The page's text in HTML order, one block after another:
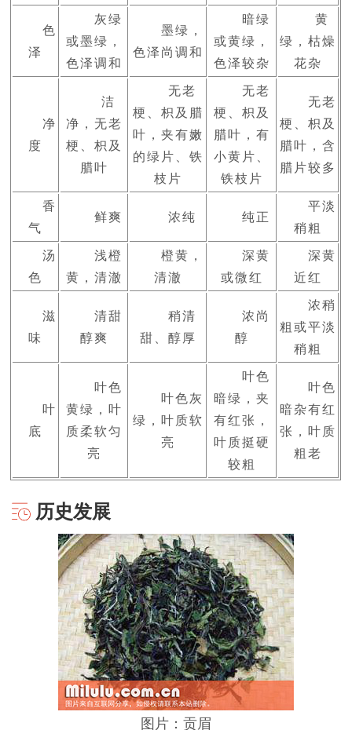
色
泽
灰绿
或墨绿，
色泽调和
墨绿，
色泽尚调和
暗绿
或黄绿，
色泽较杂
黄
绿，枯燥
花杂
净
度
洁
净，无老
梗、枳及
腊叶
无老
梗、枳及腊
叶，夹有嫩
的绿片、铁
枝片
无老
梗、枳及
腊叶，有
小黄片、
铁枝片
无老
梗、枳及
腊叶，含
腊片较多
香
气
鲜爽 浓纯 纯正
平淡
稍粗
汤
色
浅橙
黄，清澈
橙黄，
清澈
深黄
或微红
深黄
近红
滋
味
清甜
醇爽
稍清
甜、醇厚
浓尚
醇
浓稍
粗或平淡
稍粗
叶
底
叶色
黄绿，叶
质柔软匀
亮
叶色灰
绿，叶质软
亮
叶色
暗绿，夹
有红张，
叶质挺硬
较粗
叶色
暗杂有红
张，叶质
粗老
历史发展
图片：贡眉